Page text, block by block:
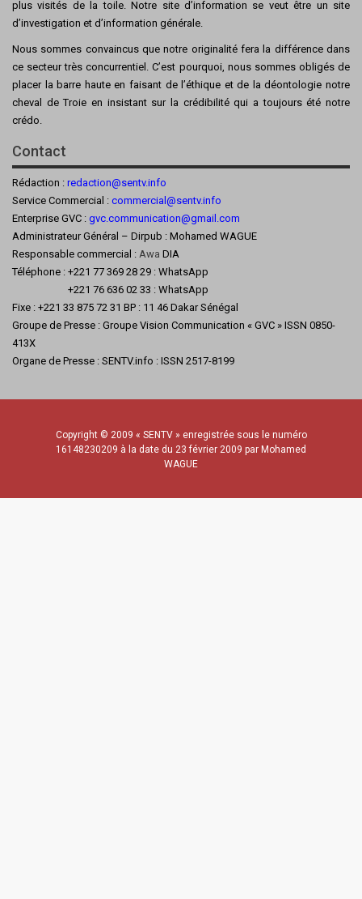
plus visités de la toile. Notre site d’information se veut être un site
d’investigation et d’information générale.
Nous sommes convaincus que notre originalité fera la différence dans
ce secteur très concurrentiel. C’est pourquoi, nous sommes obligés de
placer la barre haute en faisant de l’éthique et de la déontologie notre
cheval de Troie en insistant sur la crédibilité qui a toujours été notre
crédo.
Contact
Rédaction : redaction@sentv.info
Service Commercial : commercial@sentv.info
Enterprise GVC : gvc.communication@gmail.com
Administrateur Général – Dirpub : Mohamed WAGUE
Responsable commercial : Awa DIA
Téléphone : +221 77 369 28 29 : WhatsApp
+221 76 636 02 33 : WhatsApp
Fixe : +221 33 875 72 31 BP : 11 46 Dakar Sénégal
Groupe de Presse : Groupe Vision Communication « GVC » ISSN 0850-
413X
Organe de Presse : SENTV.info : ISSN 2517-8199
Copyright © 2009 « SENTV » enregistrée sous le numéro
16148230209 à la date du 23 février 2009 par Mohamed
WAGUE